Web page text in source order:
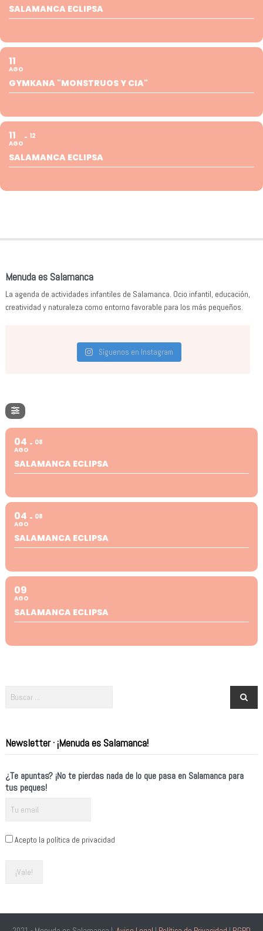
SALAMANCA ECLIPSA
11
AGO
GYMKANA "MONSTRUOS Y CIA"
11
AGO
12
SALAMANCA ECLIPSA
Menuda es Salamanca
La agenda de actividades infantiles de Salamanca. Ocio infantil, educación,
creatividad y naturaleza como entorno favorable para los más pequeños.
Síguenos en Instagram
04
AGO
08
SALAMANCA ECLIPSA
04
AGO
08
SALAMANCA ECLIPSA
09
AGO
SALAMANCA ECLIPSA
Newsletter · ¡Menuda es Salamanca!
¿Te apuntas? ¡No te pierdas nada de lo que pasa en Salamanca para
tus peques!
Acepto la política de privacidad